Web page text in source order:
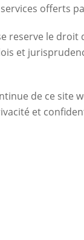
offerts
reserve le
et
de ce site
et